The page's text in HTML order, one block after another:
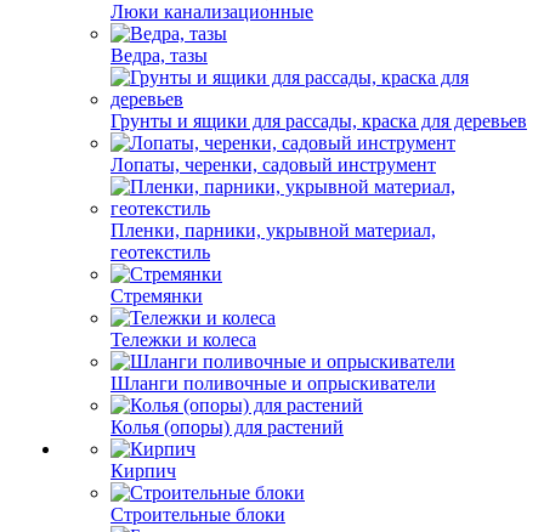
Люки канализационные
Ведра, тазы
Грунты и ящики для рассады, краска для деревьев
Лопаты, черенки, садовый инструмент
Пленки, парники, укрывной материал,
геотекстиль
Стремянки
Тележки и колеса
Шланги поливочные и опрыскиватели
Колья (опоры) для растений
Кирпич
Строительные блоки